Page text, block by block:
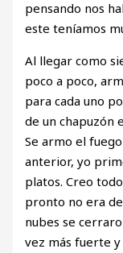
pensando nos
este teníamos
Al llegar como
poco a poco,
para cada uno
de un chapuzón
Se armo el
anterior, yo
platos. Creo
pronto no era
nubes se
vez más fuerte